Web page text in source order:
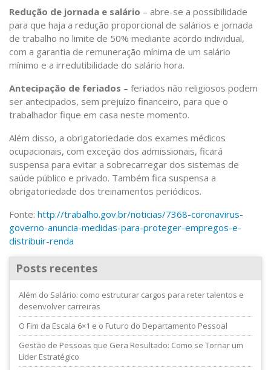
Redução de jornada e salário – abre-se a possibilidade
para que haja a redução proporcional de salários e jornada
de trabalho no limite de 50% mediante acordo individual,
com a garantia de remuneração mínima de um salário
mínimo e a irredutibilidade do salário hora.
Antecipação de feriados – feriados não religiosos podem
ser antecipados, sem prejuízo financeiro, para que o
trabalhador fique em casa neste momento.
Além disso, a obrigatoriedade dos exames médicos
ocupacionais, com exceção dos admissionais, ficará
suspensa para evitar a sobrecarregar dos sistemas de
saúde público e privado. Também fica suspensa a
obrigatoriedade dos treinamentos periódicos.
Fonte: http://trabalho.gov.br/noticias/7368-coronavirus-
governo-anuncia-medidas-para-proteger-empregos-e-
distribuir-renda
Posts recentes
Além do Salário: como estruturar cargos para reter talentos e
desenvolver carreiras
O Fim da Escala 6×1 e o Futuro do Departamento Pessoal
Gestão de Pessoas que Gera Resultado: Como se Tornar um
Líder Estratégico